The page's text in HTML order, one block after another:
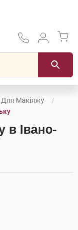
Для Макіяжу
в Івано-